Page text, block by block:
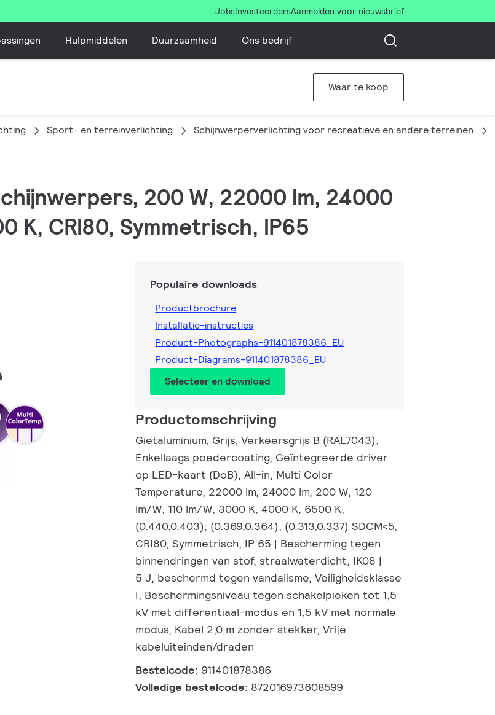
JobsInvesteerdersAanmelden voor nieuwsbrief
Hulpmiddelen Duurzaamheid Ons bedrijf
Waar te koop
Sport- en terreinverlichting Schijnwerperverlichting voor recreatieve en andere terreinen
200 W, 22000 lm, 24000
K, CRI80, Symmetrisch, IP65
Populaire downloads
Productbrochure
Installatie-instructies
Product-Photographs-911401878386_EU
Product-Diagrams-911401878386_EU
Selecteer en download
Productomschrijving
Gietaluminium, Grijs, Verkeersgrijs B (RAL7043),
Enkellaags poedercoating, Geïntegreerde driver
op LED-kaart (DoB), All-in, Multi Color
Temperature, 22000 lm, 24000 lm, 200 W, 120
lm/W, 110 lm/W, 3000 K, 4000 K, 6500 K,
(0.440,0.403); (0.369,0.364); (0.313,0.337) SDCM<5,
CRI80, Symmetrisch, IP 65 | Bescherming tegen
binnendringen van stof, straalwaterdicht, IK08 |
5 J, beschermd tegen vandalisme, Veiligheidsklasse
I, Beschermingsniveau tegen schakelpieken tot 1,5
kV met differentiaal-modus en 1,5 kV met normale
modus, Kabel 2,0 m zonder stekker, Vrije
kabeluiteinden/draden
Bestelcode: 911401878386
Volledige bestelcode: 872016973608599